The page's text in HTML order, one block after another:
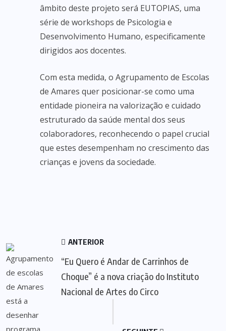
âmbito deste projeto será EUTOPIAS, uma
série de workshops de Psicologia e
Desenvolvimento Humano, especificamente
dirigidos aos docentes.
Com esta medida, o Agrupamento de Escolas
de Amares quer posicionar-se como uma
entidade pioneira na valorização e cuidado
estruturado da saúde mental dos seus
colaboradores, reconhecendo o papel crucial
que estes desempenham no crescimento das
crianças e jovens da sociedade.
ANTERIOR
“Eu Quero é Andar de Carrinhos de
Choque” é a nova criação do Instituto
Nacional de Artes do Circo